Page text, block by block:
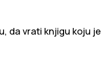
da vrati knjigu koju je